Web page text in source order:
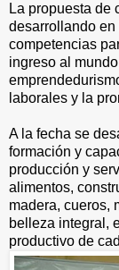
La propuesta de
desarrollando
competencias
ingreso al
laborales y la
A la fecha se
formación y
producción y
alimentos,
madera, cueros,
belleza integral,
productivo de